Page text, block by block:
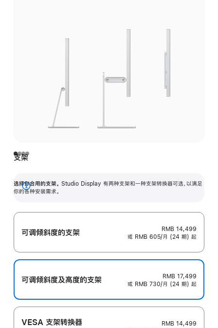
支架
选择你合用的支架。 Studio Display 有两种支架和一种支架转换器可选，以满足
你的各种安装需求。
展
可调倾斜度的支架
RMB 14,499
或 RMB 605/月 (24 期) 起
可调倾斜度及高‍度的支‍架
RMB 17,499
或 RMB 730/月 (24 期) 起
VESA 支架转换器
RMB 14,499